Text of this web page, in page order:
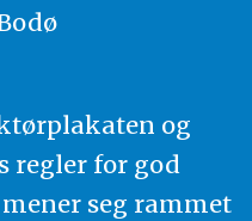
og
regler for god
seg rammet